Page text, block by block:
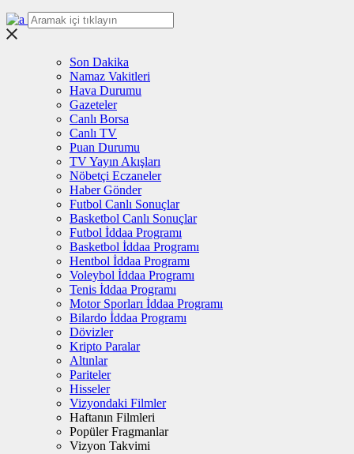
Son Dakika
Namaz Vakitleri
Hava Durumu
Gazeteler
Canlı Borsa
Canlı TV
Puan Durumu
TV Yayın Akışları
Nöbetçi Eczaneler
Haber Gönder
Futbol Canlı Sonuçlar
Basketbol Canlı Sonuçlar
Futbol İddaa Programı
Basketbol İddaa Programı
Hentbol İddaa Programı
Voleybol İddaa Programı
Tenis İddaa Programı
Motor Sporları İddaa Programı
Bilardo İddaa Programı
Dövizler
Kripto Paralar
Altınlar
Pariteler
Hisseler
Vizyondaki Filmler
Haftanın Filmleri
Popüler Fragmanlar
Vizyon Takvimi